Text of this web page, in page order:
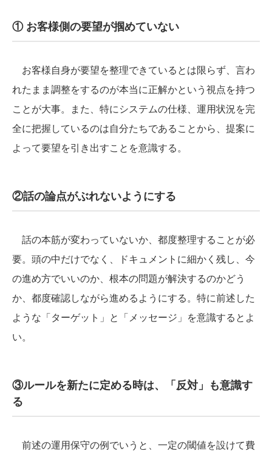
① お客様側の要望が掴めていない
お客様自身が要望を整理できているとは限らず、言わ
れたまま調整をするのが本当に正解かという視点を持つ
ことが大事。また、特にシステムの仕様、運用状況を完
全に把握しているのは自分たちであることから、提案に
よって要望を引き出すことを意識する。
②話の論点がぶれないようにする
話の本筋が変わっていないか、都度整理することが必
要。頭の中だけでなく、ドキュメントに細かく残し、今
の進め方でいいのか、根本の問題が解決するのかどう
か、都度確認しながら進めるようにする。特に前述した
ような「ターゲット」と「メッセージ」を意識するとよ
い。
③ルールを新たに定める時は、「反対」も意識す
る
前述の運用保守の例でいうと、一定の閾値を設けて費